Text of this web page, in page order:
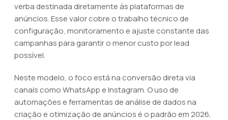
verba destinada diretamente às plataformas de
anúncios. Esse valor cobre o trabalho técnico de
configuração, monitoramento e ajuste constante das
campanhas para garantir o menor custo por lead
possível.
Neste modelo, o foco está na conversão direta via
canais como WhatsApp e Instagram. O uso de
automações e ferramentas de análise de dados na
criação e otimização de anúncios é o padrão em 2026,